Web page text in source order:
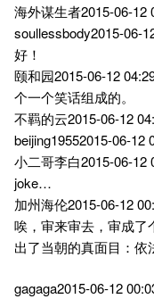
海外谋生者2015-06-12
soullessbody2015-06-
好！
颐和园2015-06-12
个一个笑话组成的。
不羁的云2015-06-12
beijing19552015-06-12
小二哥李白2015-06-12
joke…
加州海伦2015-06-12
唉，审来审去，审成了
出了当朝的真面目：依
gagaga2015-06-12